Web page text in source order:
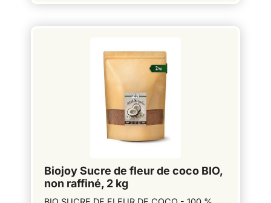
in a cool and dry place. Ingrédients : sucre
de coco bio (100%) Dragon Superfoods
(est. 2008) offers easy and delicious recipes
that offer a healthy choice for everyone. In
our state-of-the-art factory, we set the
highest quality standards in the production
of vegan protein powders.
Biojoy Sucre de fleur de coco BIO,
non raffiné, 2 kg